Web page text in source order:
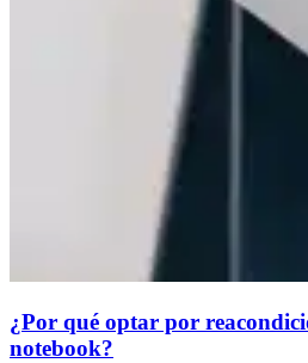
¿Por qué optar por
notebook?